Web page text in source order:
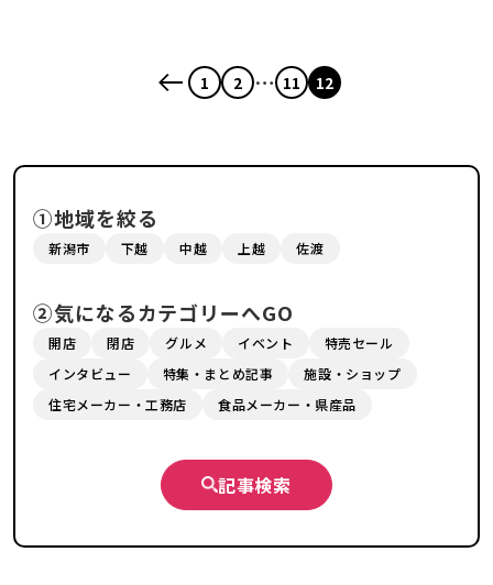
1 2 … 11 12
①地域を絞る
新潟市 下越 中越 上越 佐渡
②気になるカテゴリーへGO
開店 閉店 グルメ イベント
特売セール
インタビュー
特集・まとめ記事
施設・ショップ
住宅メーカー・工務店
食品メーカー・県産品
記事検索